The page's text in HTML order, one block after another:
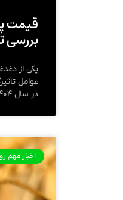
بررسی
یکی از
عوامل
در سال ۱۴۰۴ می‌پردازیم.
اخبار مهم